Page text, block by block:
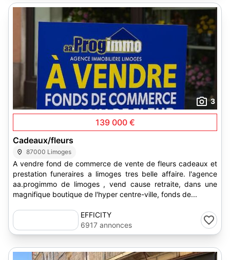
3
139 000 €
Cadeaux/fleurs
87000 Limoges
A vendre fond de commerce de vente de fleurs cadeaux et
prestation funeraires a limoges tres belle affaire. l'agence
aa.progimmo de limoges , vend cause retraite, dans une
magnifique boutique de l'hyper centre-ville, fonds de...
EFFICITY
6917 annonces